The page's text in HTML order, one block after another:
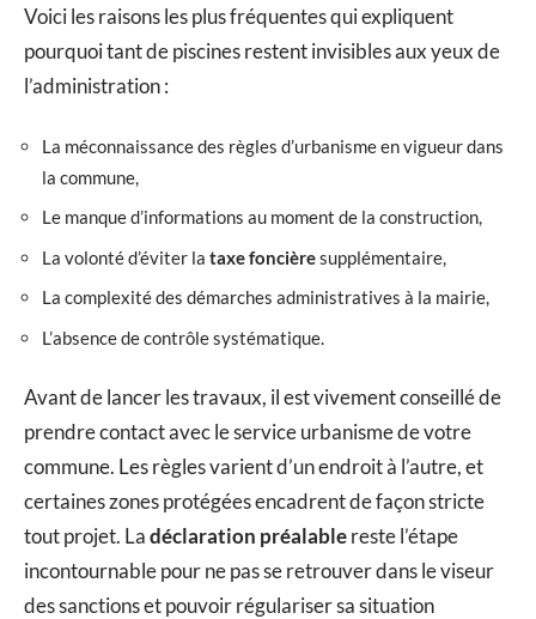
Voici les raisons les plus fréquentes qui expliquent
pourquoi tant de piscines restent invisibles aux yeux de
l’administration :
La méconnaissance des règles d’urbanisme en vigueur dans
la commune,
Le manque d’informations au moment de la construction,
La volonté d’éviter la taxe foncièresupplémentaire,
La complexité des démarches administratives à la mairie,
L’absence de contrôle systématique.
Avant de lancer les travaux, il est vivement conseillé de
prendre contact avec le service urbanisme de votre
commune. Les règles varient d’un endroit à l’autre, et
certaines zones protégées encadrent de façon stricte
tout projet. Ladéclaration préalablereste l’étape
incontournable pour ne pas se retrouver dans le viseur
des sanctions et pouvoir régulariser sa situation